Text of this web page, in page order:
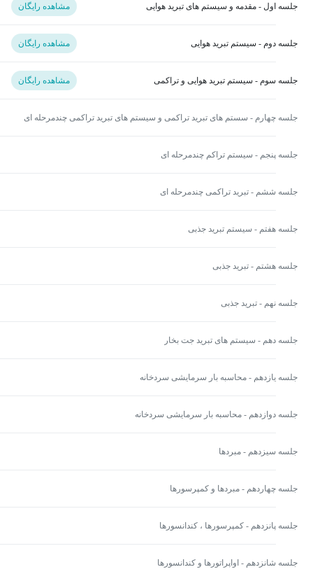
جلسه اول - مقدمه و سیستم های تبرید هوایی مشاهده رایگان
جلسه دوم - سیستم تبرید هوایی مشاهده رایگان
جلسه سوم - سیستم تبرید هوایی و تراکمی مشاهده رایگان
جلسه چهارم - سستم های تبرید تراکمی و سیستم های تبرید تراکمی چندمرحله ای
جلسه پنجم - سیستم تراکم چندمرحله ای
جلسه ششم - تبرید تراکمی چندمرحله ای
جلسه هفتم - سیستم تبرید جذبی
جلسه هشتم - تبرید جذبی
جلسه نهم - تبرید جذبی
جلسه دهم - سیستم های تبرید جت بخار
جلسه یازدهم - محاسبه بار سرمایشی سردخانه
جلسه دوازدهم - محاسبه بار سرمایشی سردخانه
جلسه سیزدهم - مبردها
جلسه چهاردهم - مبردها و کمپرسورها
جلسه پانزدهم - کمپرسورها ، کندانسورها
جلسه شانزدهم - اواپراتورها و کندانسورها